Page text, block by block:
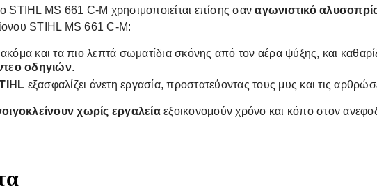
STIHL MS 661 C-M χρησιμοποιείται επίσης σαν αγωνιστικό
STIHL MS 661 C-M:
ακόμα και τα πιο λεπτά σωματίδια σκόνης από τον αέρα ψύξης, και
οδηγιών.
εξασφαλίζει άνετη εργασία, προστατεύοντας τους μυς και τις
χωρίς εργαλεία εξοικονομούν χρόνο και κόπο στον